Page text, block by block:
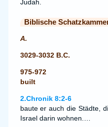
Judah.
Biblische
A.
3029-3032 B.C.
975-972
built
2.Chronik 8:2-6
baute er auch die Städte,
Israel darin wohnen.…